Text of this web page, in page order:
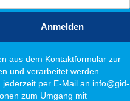
Anmelden
aus dem Kontaktformular zur
und verarbeitet werden.
per E-Mail an info@gid-
zum Umgang mit